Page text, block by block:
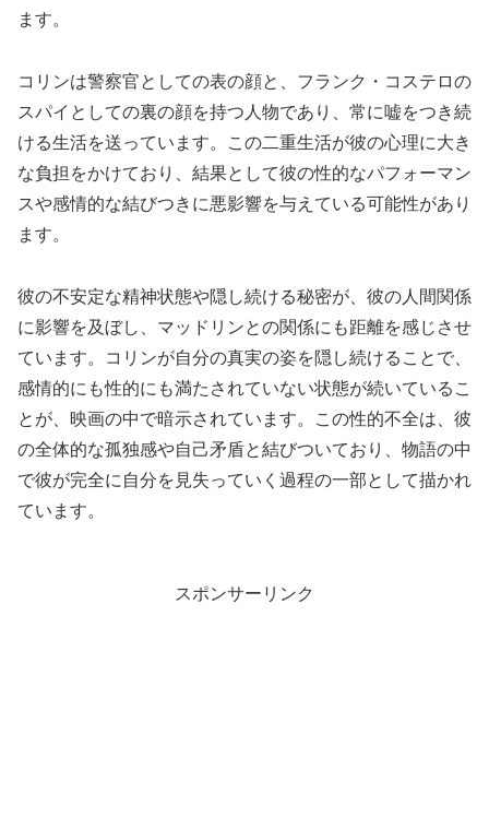
ます。
コリンは警察官としての表の顔と、フランク・コステロの
スパイとしての裏の顔を持つ人物であり、常に嘘をつき続
ける生活を送っています。この二重生活が彼の心理に大き
な負担をかけており、結果として彼の性的なパフォーマン
スや感情的な結びつきに悪影響を与えている可能性があり
ます。
彼の不安定な精神状態や隠し続ける秘密が、彼の人間関係
に影響を及ぼし、マッドリンとの関係にも距離を感じさせ
ています。コリンが自分の真実の姿を隠し続けることで、
感情的にも性的にも満たされていない状態が続いているこ
とが、映画の中で暗示されています。この性的不全は、彼
の全体的な孤独感や自己矛盾と結びついており、物語の中
で彼が完全に自分を見失っていく過程の一部として描かれ
ています。
スポンサーリンク